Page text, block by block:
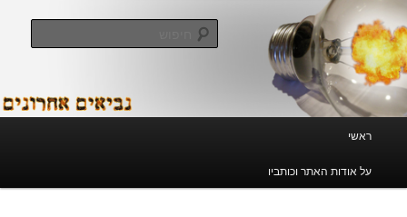
לדלג
לתוכן
לדלג
לתוכן
המשני
נביאים אחרונים
ראשי
על אודות האתר וכותביו